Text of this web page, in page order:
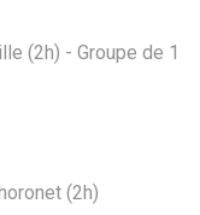
(2h) - Groupe de 1
(2h)